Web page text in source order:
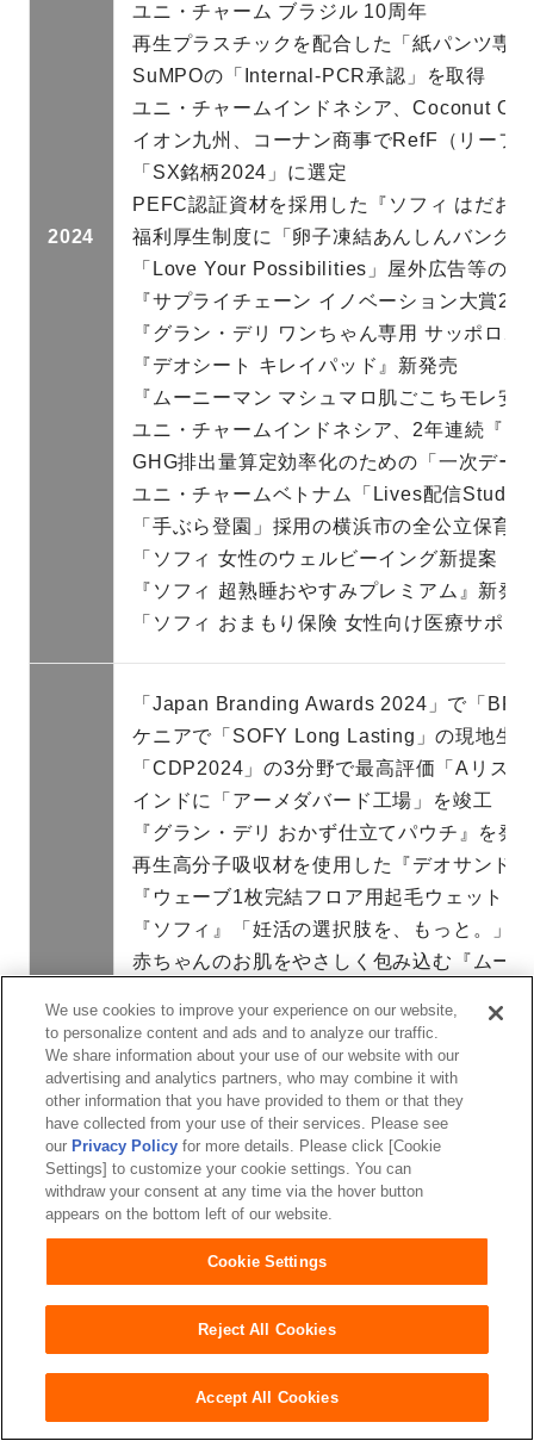
2024
ユニ・チャーム ブラジル 10周年
再生プラスチックを配合した「紙パンツ専
SuMPOの「Internal-PCR承認」を取得
ユニ・チャームインドネシア、Coconut
イオン九州、コーナン商事でRefF（リーフ
「SX銘柄2024」に選定
PEFC認証資材を採用した『ソフィ はだお
福利厚生制度に「卵子凍結あんしんバンク
「Love Your Possibilities」屋外広告等のデ
『サプライチェーン イノベーション大賞
『グラン・デリ ワンちゃん専用 サッポロポ
『デオシート キレイパッド』新発売
『ムーニーマン マシュマロ肌ごこちモレ安
ユニ・チャームインドネシア、2年連続『
GHG排出量算定効率化のための「一次デー
ユニ・チャームベトナム「Lives配信Studio
「手ぶら登園」採用の横浜市の全公立保育
「ソフィ 女性のウェルビーイング新提案
『ソフィ 超熟睡おやすみプレミアム』新発
「ソフィ おまもり保険 女性向け医療サポー
2025
「Japan Branding Awards 2024」で「
ケニアで「SOFY Long Lasting」の現地生
「CDP2024」の3分野で最高評価「Aリス
インドに「アーメダバード工場」を竣工
『グラン・デリ おかず仕立てパウチ』を発
再生高分子吸収材を使用した『デオサンド
『ウェーブ1枚完結フロア用起毛ウェットシ
『ソフィ』「妊活の選択肢を、もっと。」
赤ちゃんのお肌をやさしく包み込む『ムー
全国発明表彰 パルプを再生する技術で 「
ユニ・チャーム インドネシアと王子HDが
中国の3工場でPEFC森林認証の「CoC認証
「Sustainable Japan Award2025」 ESG部
ズボンを脱がずに交換できる『ソフィおで
『unicharm SMART COLOR My Palette』
『ライフリー 下着の感覚Premium 極上のは
生理用品の常備化に向けた『どこでもソフ
疲労回復をサポートする『ソフィBe 超熟睡
使用済み紙パンツ（紙おむつ）リサイクル
We use cookies to improve your experience on our website,
to personalize content and ads and to analyze our traffic.
We share information about your use of our website with our
advertising and analytics partners, who may combine it with
other information that you have provided to them or that they
have collected from your use of their services. Please see
our Privacy Policy for more details. Please click [Cookie
Settings] to customize your cookie settings. You can
withdraw your consent at any time via the hover button
appears on the bottom left of our website.
Cookie Settings
Reject All Cookies
Accept All Cookies